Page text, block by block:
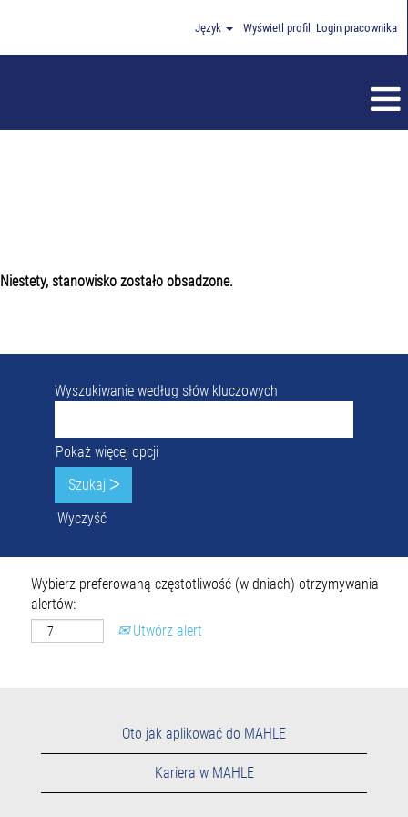
Język Wyświetl profil Login pracownika
Wyszukiwanie według słów kluczowych
Pokaż więcej opcji
Wyczyść
Wybierz preferowaną częstotliwość (w dniach) otrzymywania
alertów:
Utwórz alert
Niestety, stanowisko zostało obsadzone.
Oto jak aplikować do MAHLE
Kariera w MAHLE